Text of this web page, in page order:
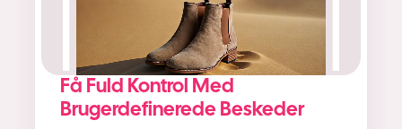
Få Fuld Kontrol Med
Brugerdefinerede Beskeder